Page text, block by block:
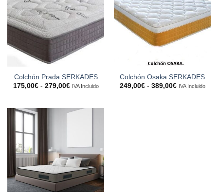
Colchón Prada SERKADES
175,00€ - 279,00€Rango
175,00€
IVA Incluido
Colchón Osaka SERKADES
249,00€ - 389,00€Rango
IVA Incluido